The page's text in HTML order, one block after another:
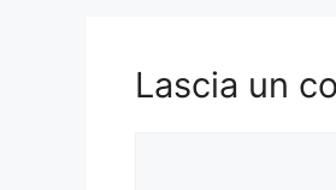
Lascia un